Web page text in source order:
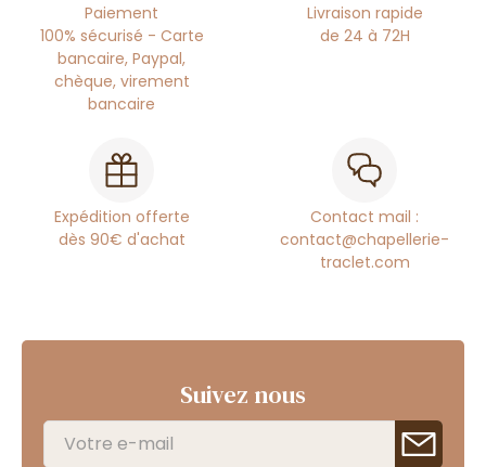
Paiement
100% sécurisé - Carte
bancaire, Paypal,
chèque, virement
bancaire
Livraison rapide
de 24 à 72H
Expédition offerte
dès 90€ d'achat
Contact mail :
contact@chapellerie-
traclet.com
Suivez nous